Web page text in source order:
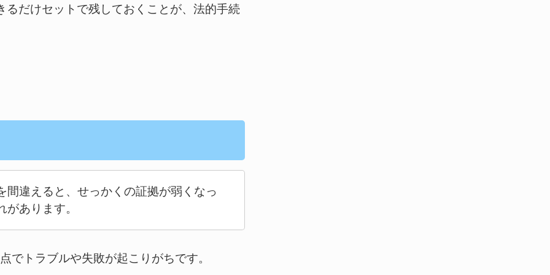
だけセットで残しておくことが、法的手続
間違えると、せっかくの証拠が弱くなっ
あります。
でトラブルや失敗が起こりがちです。